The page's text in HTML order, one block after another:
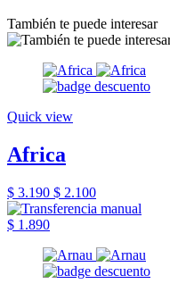
También te puede interesar
Quick view
Africa
$ 3.190 $ 2.100
$ 1.890